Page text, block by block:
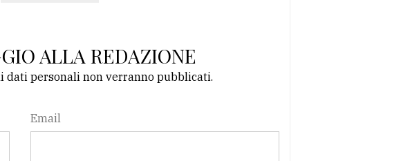
ALLA REDAZIONE
personali non verranno pubblicati.
Email